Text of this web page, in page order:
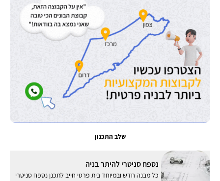
שלב התכנון
נספח סניטרי להיתר בניה
כל מבנה חדש ובמיוחד בית פרטי חייב לתכנן נספח סניטרי